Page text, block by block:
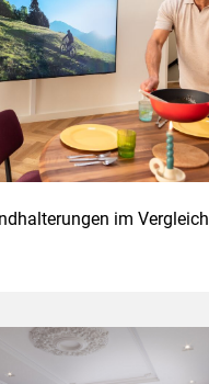
im Vergleich